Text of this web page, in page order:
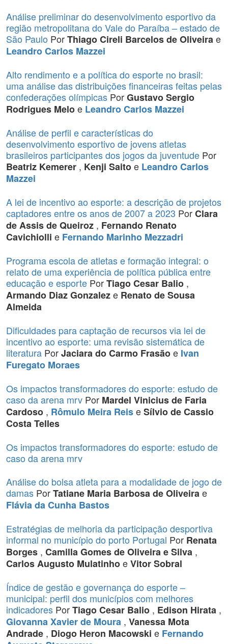
Análise preliminar do desenvolvimento esportivo da
região metropolitana do Vale do Paraíba – estado de
São Paulo PorThiago Cireli Barcelos de Oliveirae
Leandro Carlos Mazzei
Alto rendimento e a política do esporte no brasil:
uma análise das distribuições financeiras feitas pelas
confederações olímpicas PorGustavo Sergio
Rodrigues Meloe Leandro Carlos Mazzei
Análise de perfil e características do
desenvolvimento esportivo de jovens atletas
brasileiros participantes dos jogos da juventude Por
Beatriz Kemerer , Kenji Saitoe Leandro Carlos
Mazzei
A lei de incentivo ao esporte: a descrição de projetos
captadores entre os anos de 2007 a 2023 PorClara
de Assis de Queiroz , Fernando Renato
Cavichiolli e Fernando Marinho Mezzadri
Programa escola de atletas e formação integral: o
relato de uma experiência de política pública entre
educação e esporte PorTiago Cesar Balio ,
Armando Diaz Gonzaleze Renato de Sousa
Almeida
Dificuldades para captação de recursos via lei de
incentivo ao esporte: uma revisão sistemática de
literatura PorJaciara do Carmo Frasãoe Ivan
Furegato Moraes
Os impactos transformadores do esporte: estudo de
caso da arena mrv Por Mardel Vinicius de Faria
Cardoso , Rômulo Meira ReiseSílvio de Cassio
Costa Telles
Os impactos transformadores do esporte: estudo de
caso da arena mrv
Análise do bolsa atleta para a modalidade de jogo de
damas PorTatiane Maria Barbosa de Oliveirae
Flávia da Cunha Bastos
Estratégias de melhoria da participação desportiva
informal no município do porto Portugal Por Renata
Borges , Camilla Gomes de Oliveira e Silva ,
Carlos Augusto MulatinhoeVitor Sobral
Índice de gestão e governança do esporte –
municipal: perfil dos municípios com melhores
indicadores PorTiago Cesar Balio , Edison Hirata ,
Giovanna Xavier de Moura , Vanessa Mota
Andrade , Diogo Heron Macowski e Fernando